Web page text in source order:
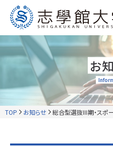
お
TOP お知らせ 総合型選抜Ⅲ期・スポ